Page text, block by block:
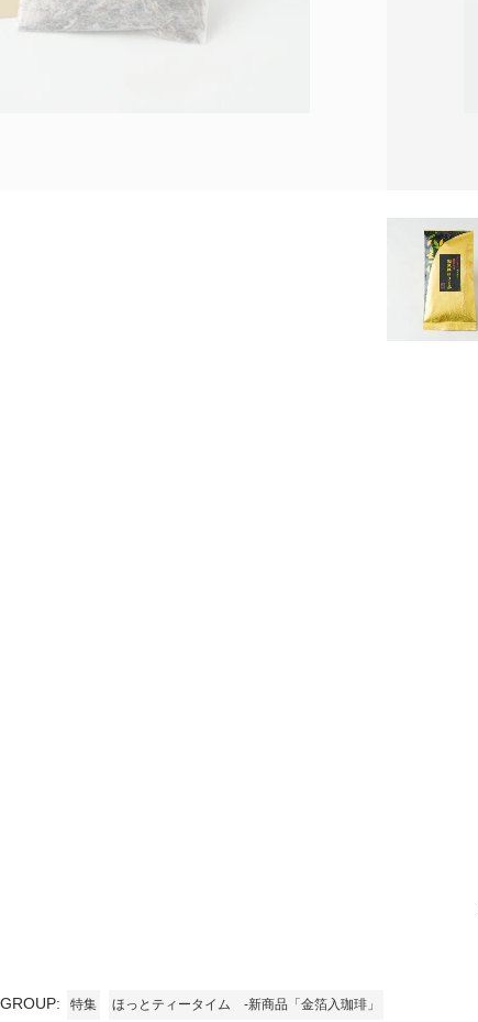
GROUP: 特集 ほっとティータイム -新商品「金箔入珈琲」